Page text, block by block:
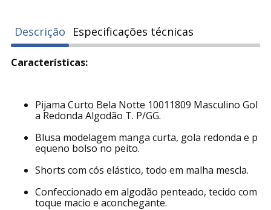
Descrição Especificações técnicas
Características:
Pijama Curto Bela Notte 10011809 Masculino Gol
a Redonda Algodão T. P/GG.
Blusa modelagem manga curta, gola redonda e p
equeno bolso no peito.
Shorts com cós elástico, todo em malha mescla.
Confeccionado em algodão penteado, tecido com
toque macio e aconchegante.